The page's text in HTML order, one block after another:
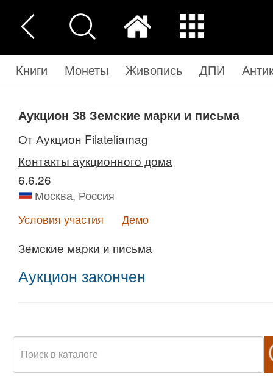
Книги Монеты Живопись ДПИ
Аукцион 38 Земские марки и письма
от Аукцион Filateliamag
Контакты аукционного дома
6.6.26
Москва, Россия
Условия участия
Демо
Земские марки и письма
Аукцион закончен